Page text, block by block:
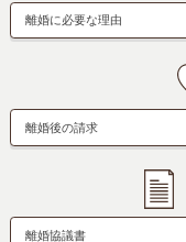
離婚に必要な理由
離婚後の請求
離婚協議書